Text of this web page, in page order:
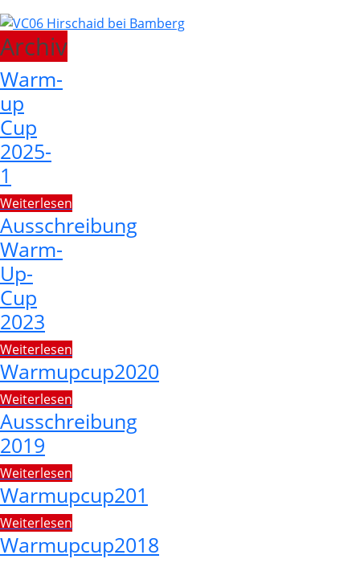
Archiv
Warm-
up
Cup
2025-
1
Weiterlesen
Ausschreibung
Warm-
Up-
Cup
2023
Weiterlesen
Warmupcup2020
Weiterlesen
Ausschreibung
2019
Weiterlesen
Warmupcup201
Weiterlesen
Warmupcup2018